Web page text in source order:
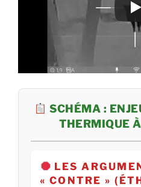
SCHÉMA :
THERMIQUE
LES
« CONTRE »